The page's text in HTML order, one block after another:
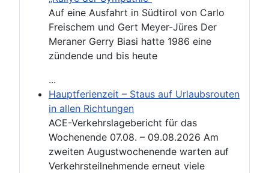
Auf eine Ausfahrt in Südtirol von Carlo
Freischem und Gert Meyer-Jüres Der
Meraner Gerry Biasi hatte 1986 eine
zündende und bis heute
...
Hauptferienzeit – Staus auf Urlaubsrouten
in allen Richtungen
ACE-Verkehrslagebericht für das
Wochenende 07.08. – 09.08.2026 Am
zweiten Augustwochenende warten auf
Verkehrsteilnehmende erneut viele